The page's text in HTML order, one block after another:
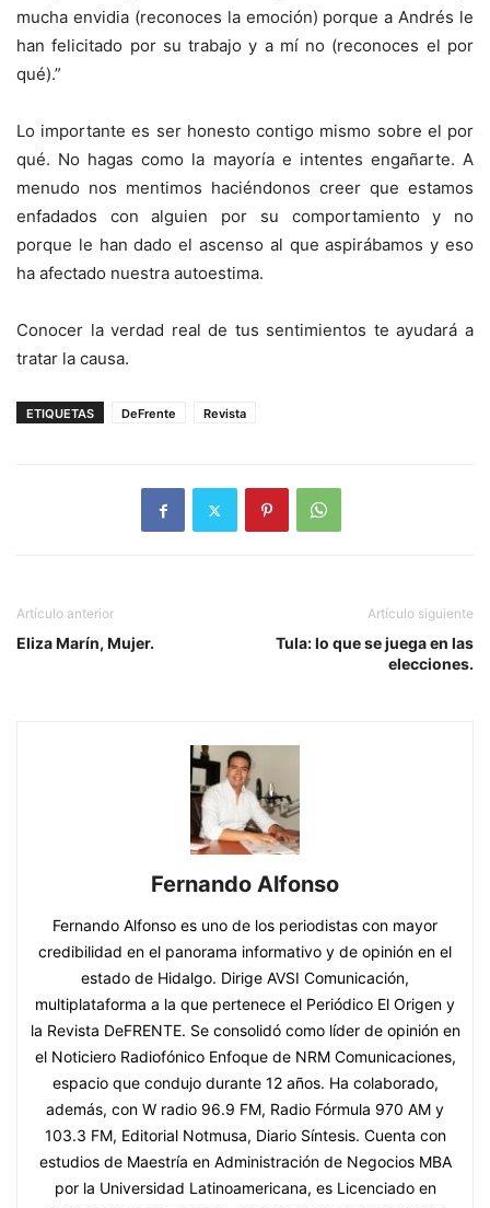
mucha envidia (reconoces la emoción) porque a Andrés le
han felicitado por su trabajo y a mí no (reconoces el por
qué).”
Lo importante es ser honesto contigo mismo sobre el por
qué. No hagas como la mayoría e intentes engañarte. A
menudo nos mentimos haciéndonos creer que estamos
enfadados con alguien por su comportamiento y no
porque le han dado el ascenso al que aspirábamos y eso
ha afectado nuestra autoestima.
Conocer la verdad real de tus sentimientos te ayudará a
tratar la causa.
ETIQUETAS DeFrente Revista
Artículo anterior
Eliza Marín, Mujer.
Artículo siguiente
Tula: lo que se juega en las
elecciones.
Fernando Alfonso
Fernando Alfonso es uno de los periodistas con mayor
credibilidad en el panorama informativo y de opinión en el
estado de Hidalgo. Dirige AVSI Comunicación,
multiplataforma a la que pertenece el Periódico El Origen y
la Revista DeFRENTE. Se consolidó como líder de opinión en
el Noticiero Radiofónico Enfoque de NRM Comunicaciones,
espacio que condujo durante 12 años. Ha colaborado,
además, con W radio 96.9 FM, Radio Fórmula 970 AM y
103.3 FM, Editorial Notmusa, Diario Síntesis. Cuenta con
estudios de Maestría en Administración de Negocios MBA
por la Universidad Latinoamericana, es Licenciado en